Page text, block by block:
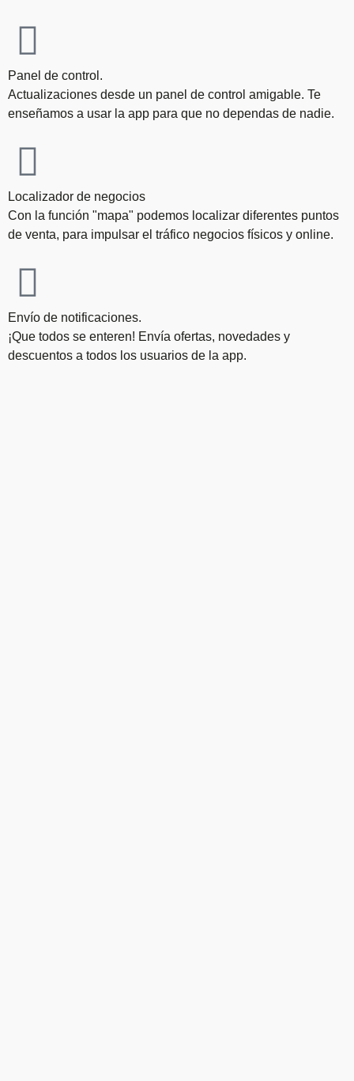
Panel de control.
Actualizaciones desde un panel de control amigable. Te
enseñamos a usar la app para que no dependas de nadie.
Localizador de negocios
Con la función "mapa" podemos localizar diferentes puntos
de venta, para impulsar el tráfico negocios físicos y online.
Envío de notificaciones.
¡Que todos se enteren! Envía ofertas, novedades y
descuentos a todos los usuarios de la app.